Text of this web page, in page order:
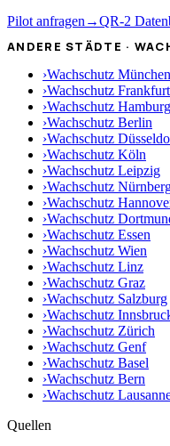
Pilot anfragen →QR-2
ANDERE STÄDTE ·
›Wachschutz München
›Wachschutz Frankfurt
›Wachschutz Hamburg
›Wachschutz Berlin
›Wachschutz
›Wachschutz Köln
›Wachschutz Leipzig
›Wachschutz
›Wachschutz
›Wachschutz
›Wachschutz Essen
›Wachschutz Wien
›Wachschutz Linz
›Wachschutz Graz
›Wachschutz Salzburg
›Wachschutz
›Wachschutz Zürich
›Wachschutz Genf
›Wachschutz Basel
›Wachschutz Bern
›Wachschutz
Quellen